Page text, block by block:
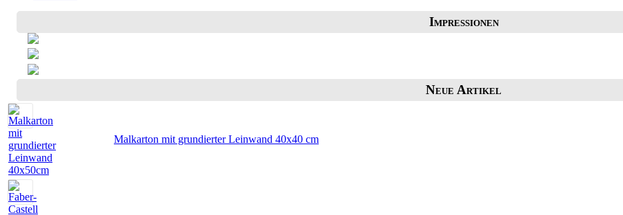
Impressionen
Neue Artikel
Malkarton mit grundierter Leinwand 40x40 cm